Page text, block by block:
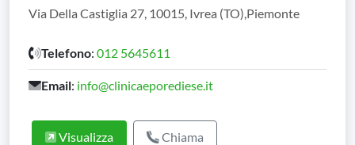
Via Della Castiglia 27, 10015, Ivrea (TO),Piemonte
Telefono: 012 5645611
Email: info@clinicaeporediese.it
Visualizza Chiama